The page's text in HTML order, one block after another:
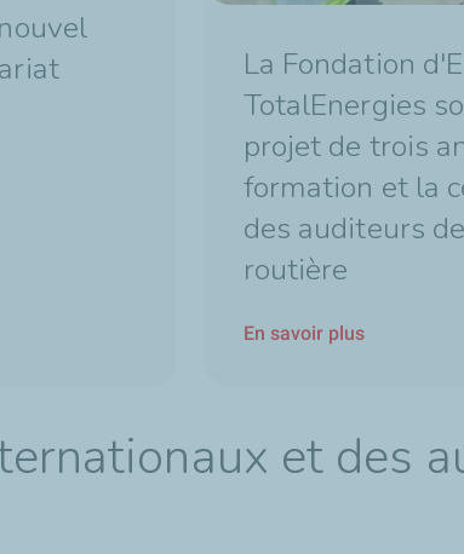
La Fondation
TotalEnergies
projet de trois
formation et la
des auditeurs
routière
En savoir plus
et des